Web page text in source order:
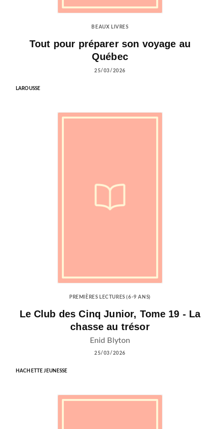
BEAUX LIVRES
Tout pour préparer son voyage au
Québec
25/03/2026
LAROUSSE
PREMIÈRES LECTURES (6-9 ANS)
Le Club des Cinq Junior, Tome 19 - La
chasse au trésor
Enid Blyton
25/03/2026
HACHETTE JEUNESSE